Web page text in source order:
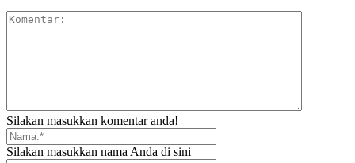
Silakan masukkan komentar anda!
Silakan masukkan nama Anda di sini